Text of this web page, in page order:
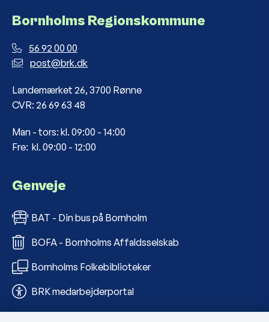
Bornholms Regionskommune
56 92 00 00
post@brk.dk
Landemærket 26, 3700 Rønne
CVR: 26 69 63 48
Man - tors: kl. 09:00 - 14:00
Fre: kl. 09:00 - 12:00
Genveje
BAT - Din bus på Bornholm
BOFA - Bornholms Affaldsselskab
Bornholms Folkebiblioteker
BRK medarbejderportal